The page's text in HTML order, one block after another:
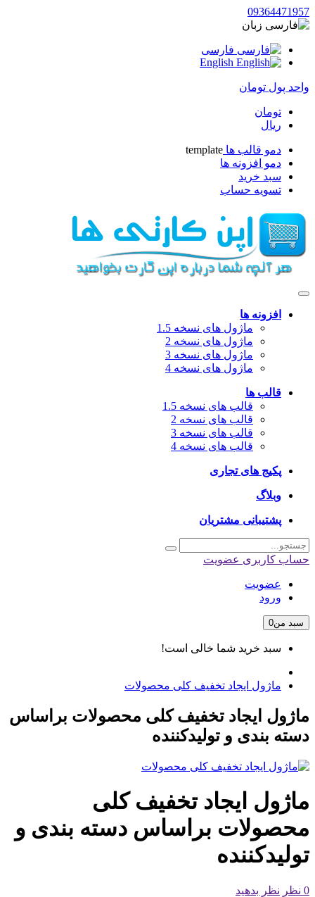
زبان
فارسی
English
پول تومان
تومان
ریال
دمو قالب ها template
دمو افزونه ها
سبد خرید
تسویه حساب
افزونه ها
ماژول های نسخه 1.5
ماژول های نسخه 2
ماژول های نسخه 3
ماژول های نسخه 4
قالب ها
قالب های نسخه 1.5
قالب های نسخه 2
قالب های نسخه 3
قالب های نسخه 4
پکیج های تجاری
وبلاگ
پشتیبانی مشتریان
کاربری عضویت
عضویت
ورود
من0
سبد خرید شما خالی است!
ماژول ایجاد تخفیف کلی محصولات
ایجاد تخفیف کلی محصولات براساس
بندی و تولیدکننده
ایجاد تخفیف کلی
براساس دسته بندی و
نظر بدهید